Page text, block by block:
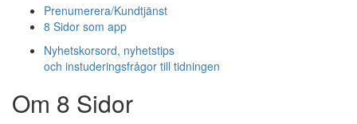
Prenumerera/Kundtjänst
8 Sidor som app
Nyhetskorsord, nyhetstips
och instuderingsfrågor till tidningen
Om 8 Sidor